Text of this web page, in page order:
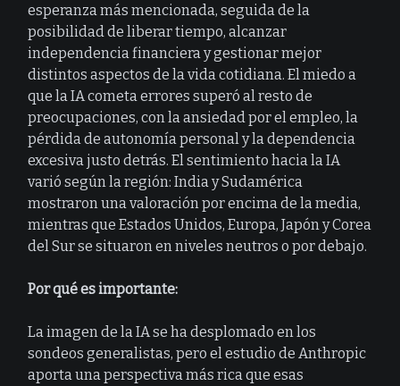
esperanza más mencionada, seguida de la
posibilidad de liberar tiempo, alcanzar
independencia financiera y gestionar mejor
distintos aspectos de la vida cotidiana. El miedo a
que la IA cometa errores superó al resto de
preocupaciones, con la ansiedad por el empleo, la
pérdida de autonomía personal y la dependencia
excesiva justo detrás. El sentimiento hacia la IA
varió según la región: India y Sudamérica
mostraron una valoración por encima de la media,
mientras que Estados Unidos, Europa, Japón y Corea
del Sur se situaron en niveles neutros o por debajo.
Por qué es importante:
La imagen de la IA se ha desplomado en los
sondeos generalistas, pero el estudio de Anthropic
aporta una perspectiva más rica que esas